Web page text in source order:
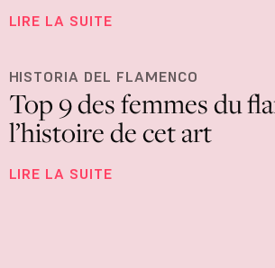
LIRE LA SUITE
HISTORIA DEL FLAMENCO
Top 9 des femmes du
l’histoire de cet art
LIRE LA SUITE